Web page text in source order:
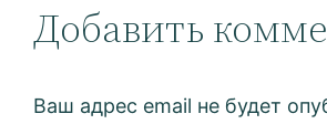
Добавить
Ваш адрес email не будет